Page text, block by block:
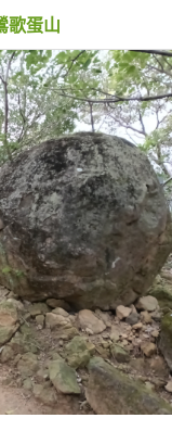
歌蛋山